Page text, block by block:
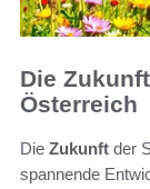
Die
Österreich
Die Zukunft der
spannende